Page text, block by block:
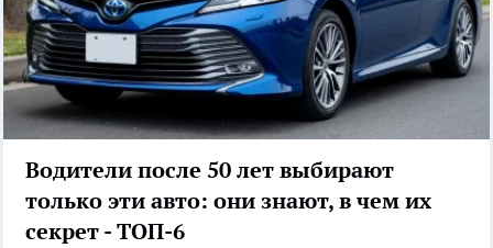
Водители после 50 лет выбирают
только эти авто: они знают, в чем их
секрет - ТОП-6